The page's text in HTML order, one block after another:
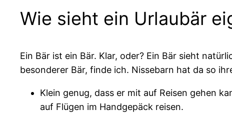
Wie sieht ein Urlaubär
Ein Bär ist ein Bär. Klar, oder? Ein Bär sieht
besonderer Bär, finde ich. Nissebarn hat da so
Klein genug, dass er mit auf Reisen gehen
auf Flügen im Handgepäck reisen.